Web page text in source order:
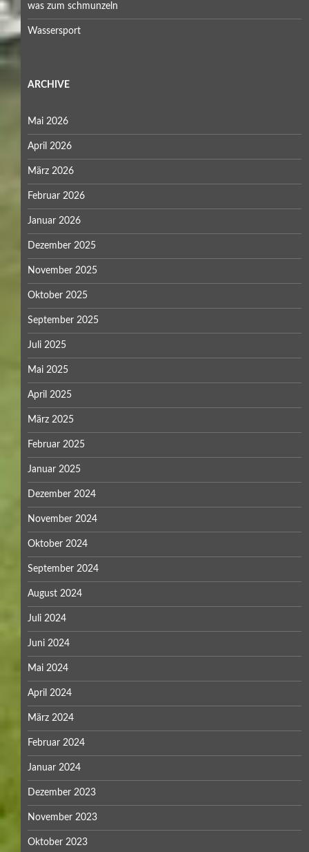
was zum schmunzeln
Wassersport
ARCHIVE
Mai 2026
April 2026
März 2026
Februar 2026
Januar 2026
Dezember 2025
November 2025
Oktober 2025
September 2025
Juli 2025
Mai 2025
April 2025
März 2025
Februar 2025
Januar 2025
Dezember 2024
November 2024
Oktober 2024
September 2024
August 2024
Juli 2024
Juni 2024
Mai 2024
April 2024
März 2024
Februar 2024
Januar 2024
Dezember 2023
November 2023
Oktober 2023